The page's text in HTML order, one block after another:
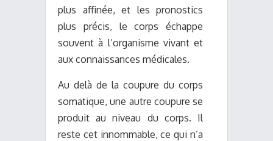
plus affinée, et les pronostics
plus précis, le corps échappe
souvent à l’organisme vivant et
aux connaissances médicales.
Au delà de la coupure du corps
somatique, une autre coupure se
produit au niveau du corps. Il
reste cet innommable, ce qui n’a